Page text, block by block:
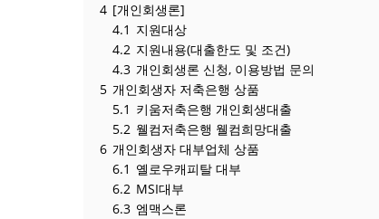
4 [개인회생론]
4.1 지원대상
4.2 지원내용(대출한도 및 조건)
4.3 개인회생론 신청, 이용방법 문의
5 개인회생자 저축은행 상품
5.1 키움저축은행 개인회생대출
5.2 웰컴저축은행 웰컴희망대출
6 개인회생자 대부업체 상품
6.1 옐로우캐피탈 대부
6.2 MSI대부
6.3 엠맥스론